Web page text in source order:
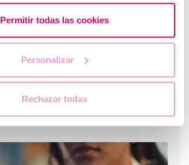
Permitir todas las cookies
Personalizar
Rechazar todas